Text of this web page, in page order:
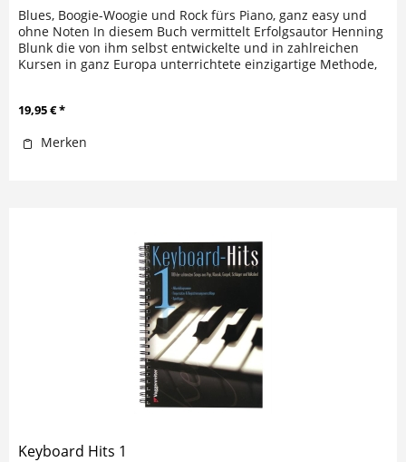
Blues, Boogie-Woogie und Rock fürs Piano, ganz easy und
ohne Noten In diesem Buch vermittelt Erfolgsautor Henning
Blunk die von ihm selbst entwickelte und in zahlreichen
Kursen in ganz Europa unterrichtete einzigartige Methode,
19,95 € *
Merken
Keyboard Hits 1